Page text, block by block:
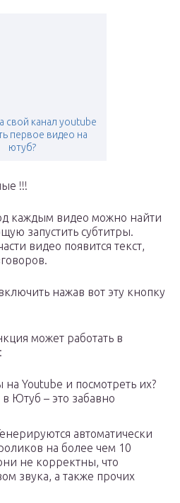
свой канал youtube
первое видео на
ютуб?
!!!
каждым видео можно найти
запустить субтитры.
видео появится текст,
нажав вот эту кнопку
может работать в
Youtube и посмотреть их?
Ютуб – это забавно
автоматически
на более чем 10
не корректны, что
звука, а также прочих